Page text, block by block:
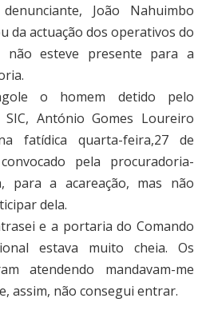
João Nahuimbo
da actuação dos operativos do
não esteve presente para a
o homem detido pelo
António Gomes Loureiro
fatídica quarta-feira,27 de
pela procuradoria-
para a acareação, mas não
dela.
e a portaria do Comando
estava muito cheia. Os
atendendo mandavam-me
assim, não consegui entrar.